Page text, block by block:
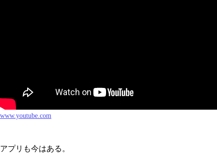
www.youtube.com
アプリも今はある。